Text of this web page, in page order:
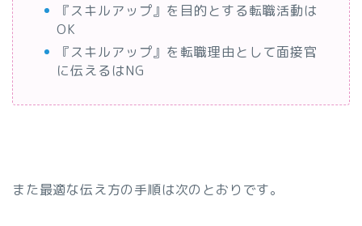
『スキルアップ』を目的とする転職活動は
OK
『スキルアップ』を転職理由として面接官
に伝えるはNG
また最適な伝え方の手順は次のとおりです。